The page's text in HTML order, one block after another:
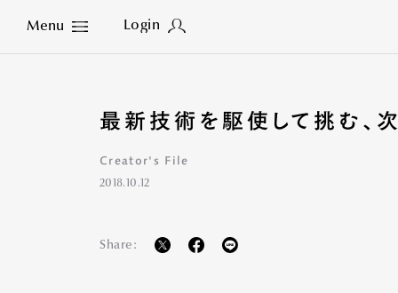
Menu Login
Close
最新技術を駆使して挑む、
Creator's File
2018.10.12
Share: